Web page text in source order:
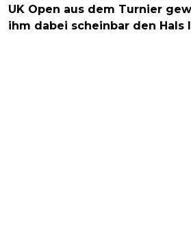
UK Open aus dem Turnier
ihm dabei scheinbar den Hals